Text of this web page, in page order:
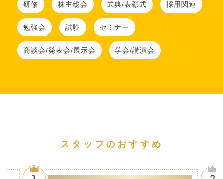
研修 株主総会 式典/表彰式 採用関連
勉強会 試験 セミナー
商談会/発表会/展示会 学会/講演会
スタッフのおすすめ